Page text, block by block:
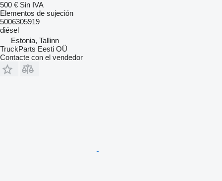
500 € Sin IVA
Elementos de sujeción
5006305919
diésel
Estonia, Tallinn
TruckParts Eesti OÜ
Contacte con el vendedor